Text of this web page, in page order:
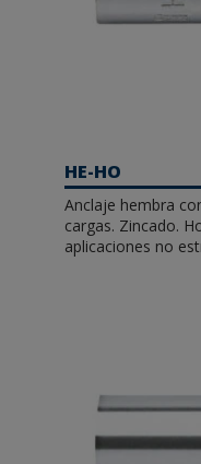
HE-HO
Anclaje hembra
cargas. Zincado.
aplicaciones no